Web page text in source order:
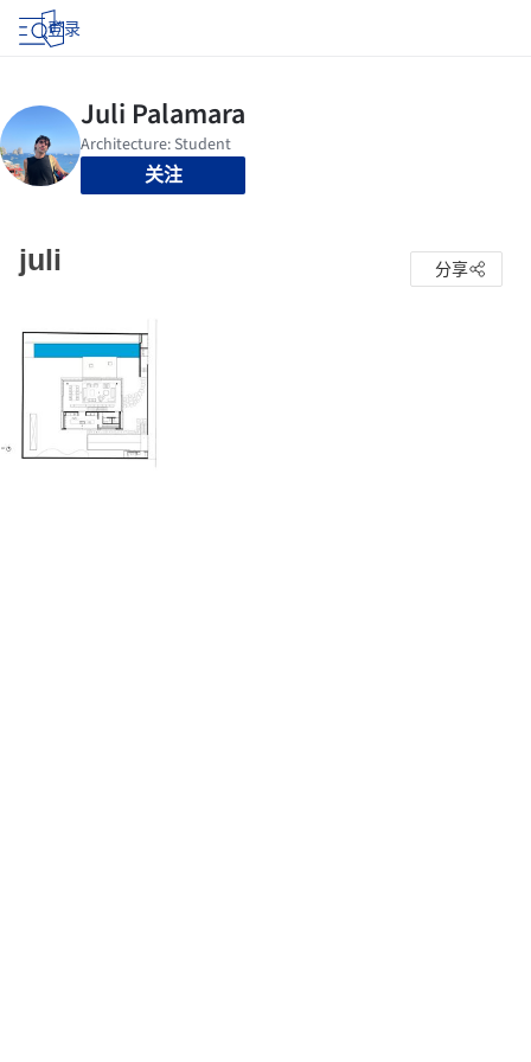
登录
关注
juli 分享